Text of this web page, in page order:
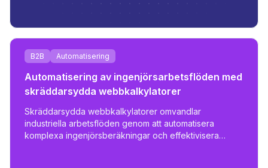
B2B Automatisering
Automatisering av ingenjörsarbetsflöden med
skräddarsydda webbkalkylatorer
Skräddarsydda webbkalkylatorer omvandlar
industriella arbetsflöden genom att automatisera
komplexa ingenjörsberäkningar och effektivisera